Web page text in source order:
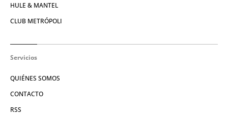
HULE & MANTEL
CLUB METRÓPOLI
Servicios
QUIÉNES SOMOS
CONTACTO
RSS